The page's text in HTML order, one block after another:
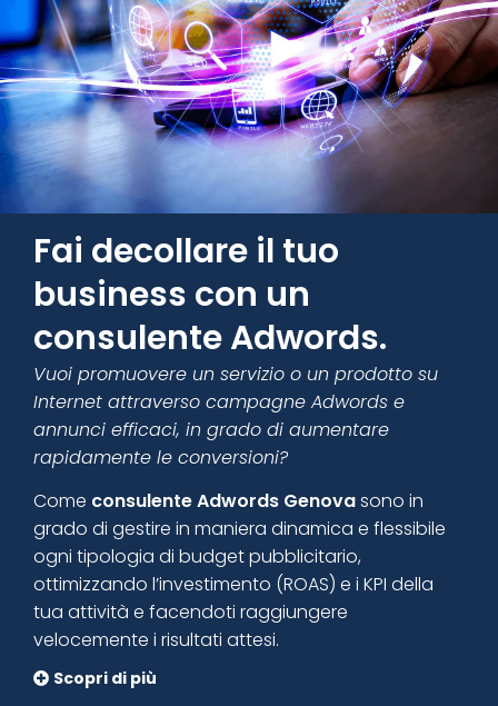
Fai decollare il tuo
business con un
consulente Adwords.
Vuoi promuovere un servizio o un prodotto su
Internet attraverso campagne Adwords e
annunci efficaci, in grado di aumentare
rapidamente le conversioni?
Come consulente Adwords Genovasono in
grado di gestire in maniera dinamica e flessibile
ogni tipologia di budget pubblicitario,
ottimizzando l’investimento (ROAS) e i KPI della
tua attività e facendoti raggiungere
velocemente i risultati attesi.
Scopri di più